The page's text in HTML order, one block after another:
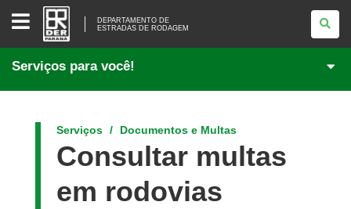
DEPARTAMENTO
DE
<BR
/>ESTRADAS
RODAGEM
DEPARTAMENTO DE
ESTRADAS DE RODAGEM
Serviços para você!
Serviços Documentos e Multas
Consultar multas
em rodovias